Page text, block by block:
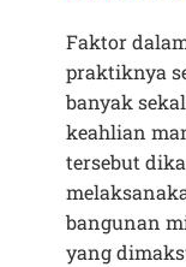
Faktor
praktiknya
banyak
keahlian
tersebut
bangunan
yang